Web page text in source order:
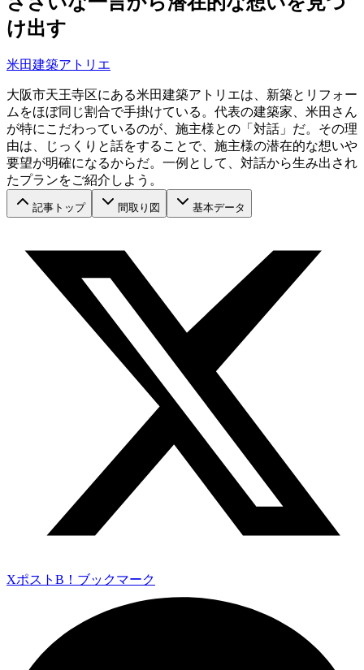
け出す
米田建築アトリエ
大阪市天王寺区にある米田建築アトリエは、新築とリフォー
ムをほぼ同じ割合で手掛けている。代表の建築家、米田さん
が特にこだわっているのが、施主様との「対話」だ。その理
由は、じっくりと話をすることで、施主様の潜在的な想いや
要望が明確になるからだ。一例として、対話から生み出され
たプランをご紹介しよう。
記事トップ 間取り図 基本データ
Xポスト B！ブックマーク